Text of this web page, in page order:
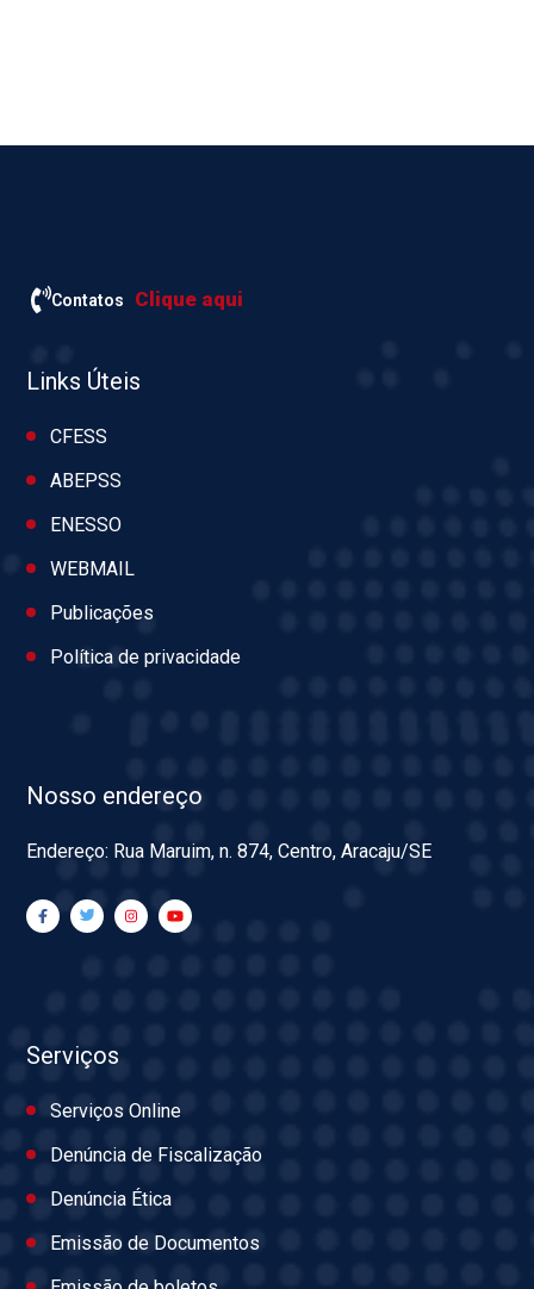
Contatos Clique aqui
Links Úteis
CFESS
ABEPSS
ENESSO
WEBMAIL
Publicações
Política de privacidade
Nosso endereço
Endereço: Rua Maruim, n. 874, Centro, Aracaju/SE
Serviços
Serviços Online
Denúncia de Fiscalização
Denúncia Ética
Emissão de Documentos